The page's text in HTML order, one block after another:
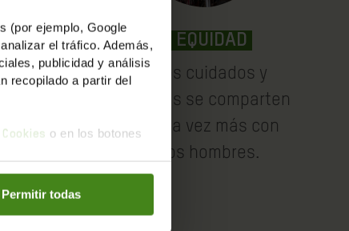
(por ejemplo, Google
el tráfico. Además,
publicidad y análisis
recopilado a partir del
o en los botones
Permitir todas
EQUIDAD
Los cuidados y
tareas se comparten
cada vez más con
los hombres.